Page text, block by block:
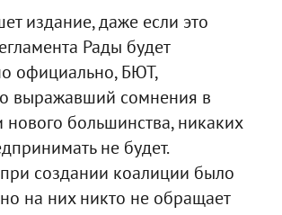
издание, даже если это
Рады будет
официально, БЮТ,
выражавший сомнения в
нового большинства, никаких
не будет.
создании коалиции было
на них никто не обращает